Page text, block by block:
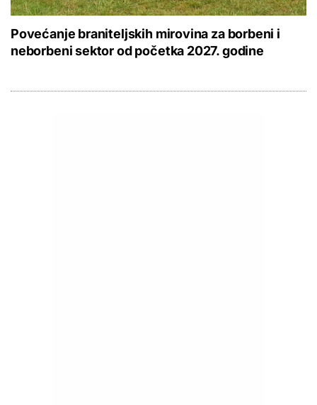
Povećanje braniteljskih mirovina za borbeni i
neborbeni sektor od početka 2027. godine